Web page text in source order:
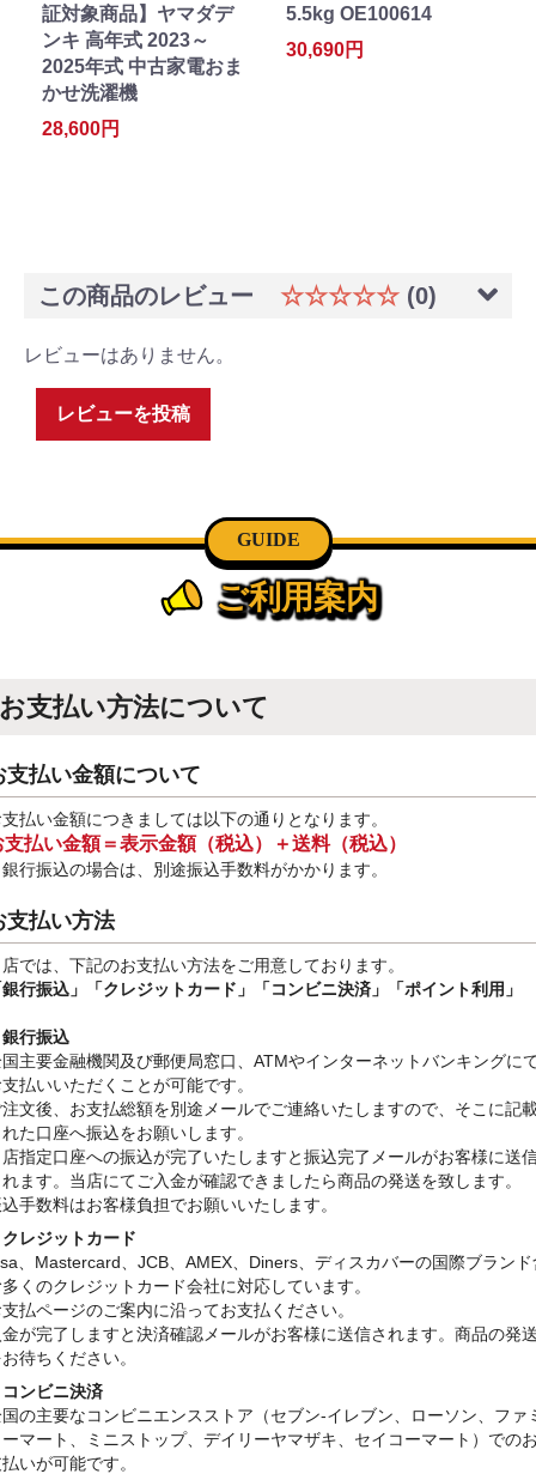
証対象商品】ヤマダデ
ンキ 高年式 2023～
2025年式 中古家電おま
かせ洗濯機
28,600円
5.5kg OE100614
30,690円
この商品のレビュー ☆☆☆☆☆ (0)
レビューはありません。
レビューを投稿
GUIDE
ご利用案内
お支払い方法について
支払い金額について
払い金額につきましては以下の通りとなります。
支払い金額＝表示金額（税込）＋送料（税込）
行振込の場合は、別途振込手数料がかかります。
支払い方法
では、下記のお支払い方法をご用意しております。
行振込」
「クレジットカード」「コンビニ決済」「ポイント利用」
行振込
主要金融機関及び郵便局窓口、ATMやインターネットバンキングに
払いいただくことが可能です。
文後、お支払総額を別途メールでご連絡いたしますので、そこに記
た口座へ振込をお願いします。
指定口座への振込が完了いたしますと振込完了メールがお客様に送
ます。当店にてご入金が確認できましたら商品の発送を致します。
手数料はお客様負担でお願いいたします。
レジットカード
、Mastercard、JCB、AMEX、Diners、ディスカバーの国際ブランド
くのクレジットカード会社に対応しています。
払ページのご案内に沿ってお支払ください。
が完了しますと決済確認メールがお客様に送信されます。商品の発
待ちください。
ンビニ決済
の主要なコンビニエンスストア（セブン-イレブン、ローソン、ファ
マート、ミニストップ、デイリーヤマザキ、セイコーマート）での
いが可能です。